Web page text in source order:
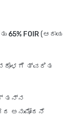
65% FOIR (ಆದಾಯ
ತ್ವರಿತ
ತನ್ನ
ಅನುಮೋದನೆ